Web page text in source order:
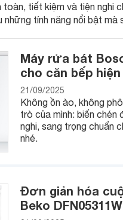
lượng
cơ chế tưới nước một
đảm bảo 100%.
bình dao động trong
thì sẽ có giá khoảng 1
tiết kiệm và tiện nghi
những tính năng nổi bật mà
Máy rửa bát
cho căn bếp
21/09/2025
Không ồn ào, không
trò của mình: biến chén
nghi, sang trọng chuẩn
nhé.
Đơn giản hóa
Beko DFN05311W